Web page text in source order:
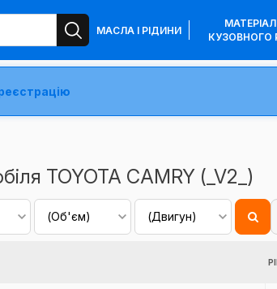
МАСЛА І РІДИНИ
КУЗОВНОГО
TOYOTA CAMRY (_V2_)